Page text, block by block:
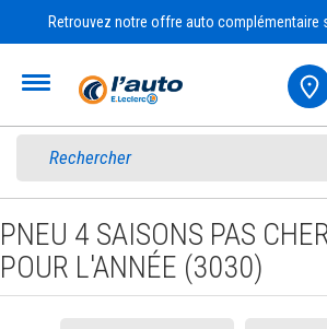
Retrouvez notre offre auto complémentaire
PNEU 4 SAISONS PAS
POUR L'ANNÉE (3030)